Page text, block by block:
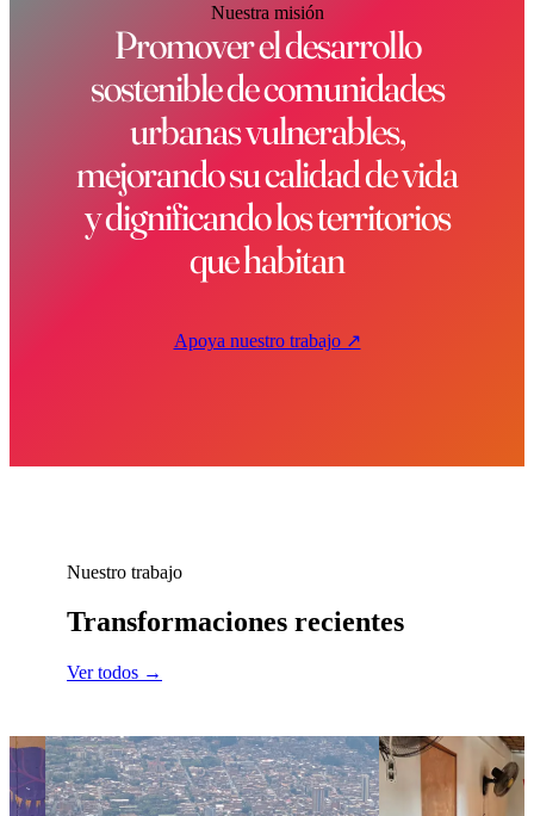
Nuestra misión
Promover el desarrollo
sostenible de comunidades
urbanas vulnerables,
mejorando su calidad de vida
y dignificando los territorios
que habitan
Apoya nuestro trabajo ↗
Nuestro trabajo
Transformaciones recientes
Ver todos →